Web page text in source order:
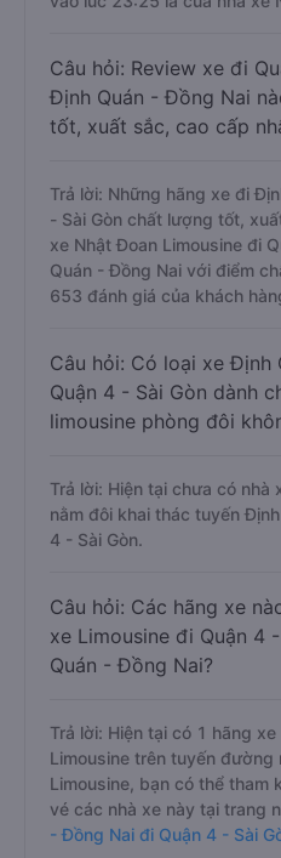
Câu hỏi: Review xe đi
Định Quán - Đồng Nai
tốt, xuất sắc, cao cấp
Trả lời: Những hãng xe đi
- Sài Gòn chất lượng tốt,
xe Nhật Đoan Limousine đi
Quán - Đồng Nai với điểm
653 đánh giá của khách
Câu hỏi: Có loại xe Định
Quận 4 - Sài Gòn dành
limousine phòng đôi
Trả lời: Hiện tại chưa có nhà
nằm đôi khai thác tuyến
4 - Sài Gòn.
Câu hỏi: Các hãng xe
xe Limousine đi Quận 4
Quán - Đồng Nai?
Trả lời: Hiện tại có 1 hãng
Limousine trên tuyến đường
Limousine, bạn có thể tham
vé các nhà xe này tại trang
- Đồng Nai đi Quận 4 - Sài